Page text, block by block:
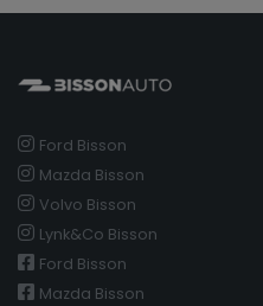
Ford Bisson
Mazda Bisson
Volvo Bisson
Lynk&Co Bisson
Ford Bisson
Mazda Bisson